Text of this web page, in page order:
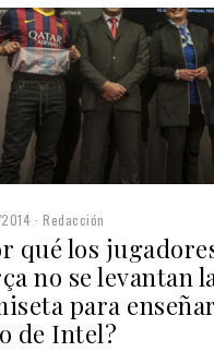
Redacción
qué los
no se levantan
para
de Intel?